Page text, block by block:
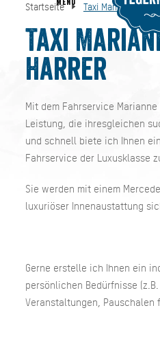
Startseite Taxi Marianne
Taxi
Harrer
Mit dem Fahrservice
Leistung, die ihresgleichen
und schnell biete ich Ihnen
Fahrservice der Luxusklasse
Sie werden mit einem
luxuriöser Innenaustattung
Gerne erstelle ich Ihnen ein
persönlichen Bedürfnisse
Veranstaltungen, Pauschalen
Startseite Taxi Marianne
MENU